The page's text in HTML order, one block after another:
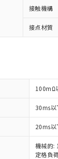
接触機構
接点材質
100mΩ
30ms
20ms
機械的:
定格負
をお読みいただ
ービスは、当社
の当社在庫状況
)を提供させて
応した製品が提
なし：EU RoHS
対応の商品で、
せん。
中：EU RoHS
応状況を調査中
ライセンス料な
と関係のない商
表
均質材料含有
であることを示